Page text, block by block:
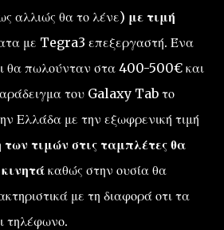
αλλιώς θα το λένε) με τιμή
με Tegra3 επεξεργαστή. Ένα
θα πωλούνταν στα 400-500€ και
του Galaxy Tab το
Ελλάδα με την εξωφρενική τιμή
τιμών στις ταμπλέτες θα
καθώς στην ουσία θα
με τη διαφορά οτι τα
τηλέφωνο.